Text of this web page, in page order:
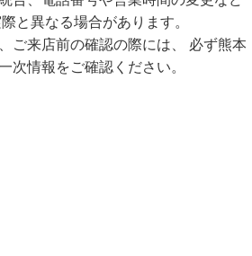
と異なる場合があります。
ご来店前の確認の際には、 必ず熊本
次情報をご確認ください。